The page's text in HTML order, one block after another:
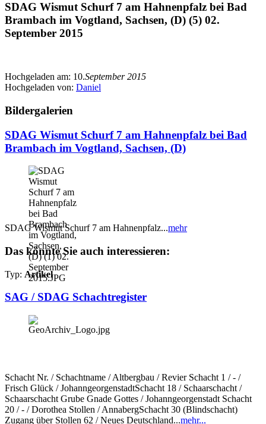
SDAG Wismut Schurf 7 am Hahnenpfalz bei Bad
Brambach im Vogtland, Sachsen, (D) (5) 02.
September 2015
Hochgeladen am: 10.September 2015
Hochgeladen von: Daniel
Bildergalerien
SDAG Wismut Schurf 7 am Hahnenpfalz bei Bad
Brambach im Vogtland, Sachsen, (D)
SDAG Wismut Schurf 7 am Hahnenpfalz...mehr
Das könnte Sie auch interessieren:
Typ: Artikel
SAG / SDAG Schachtregister
Schacht Nr. / Schachtname / Altbergbau / Revier Schacht 1 / - /
Frisch Glück / JohanngeorgenstadtSchacht 18 / Schaarschacht /
Schaarschacht Grube Gnade Gottes / Johanngeorgenstadt Schacht
20 / - / Dorothea Stollen / AnnabergSchacht 30 (Blindschacht)
Zugang über Stollen 62 / Neues Deutschland...mehr...